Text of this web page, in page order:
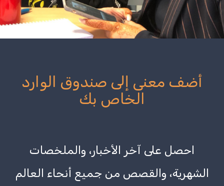
أضف معنى إلى صندوق الوارد
الخاص بك
احصل على آخر الأخبار، والملخصات
الشهرية، والقصص من جميع أنحاء العالم